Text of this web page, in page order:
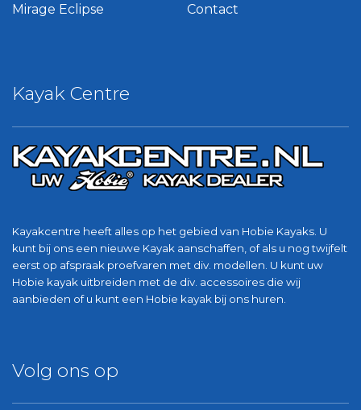
Kayak Centre
Kayakcentre heeft alles op het gebied van Hobie Kayaks. U
kunt bij ons een nieuwe Kayak aanschaffen, of als u nog twijfelt
eerst op afspraak proefvaren met div. modellen. U kunt uw
Hobie kayak uitbreiden met de div. accessoires die wij
aanbieden of u kunt een Hobie kayak bij ons huren.
Mirage Eclipse
Contact
Volg ons op